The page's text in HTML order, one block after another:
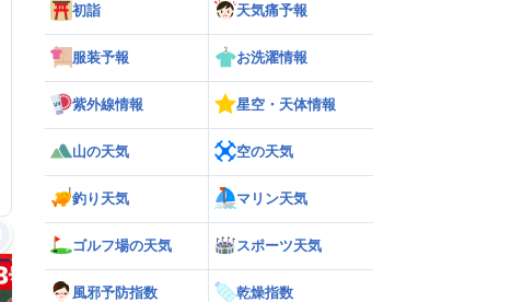
初詣 天気痛予報
服装予報 お洗濯情報
紫外線情報 星空・天体情報
山の天気 空の天気
釣り天気 マリン天気
ゴルフ場の天気 スポーツ天気
風邪予防指数 乾燥指数